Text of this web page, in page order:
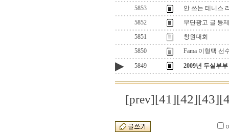
5853
안 쓰는 테니스
5852
무단광고 글 등
5851
창원대회
5850
Fama 이형택 선
▶ 5849 2009년 두실부
[prev][41][42][43]